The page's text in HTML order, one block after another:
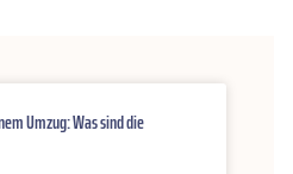
Umzug: Was sind die